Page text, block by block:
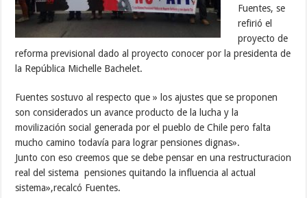
Fuentes, se
refirió el
proyecto de
reforma previsional dado al proyecto conocer por la presidenta de
la República Michelle Bachelet.
Fuentes sostuvo al respecto que » los ajustes que se proponen
son considerados un avance producto de la lucha y la
movilización social generada por el pueblo de Chile pero falta
mucho camino todavía para lograr pensiones dignas».
Junto con eso creemos que se debe pensar en una restructuracion
real del sistema pensiones quitando la influencia al actual
sistema»,recalcó Fuentes.